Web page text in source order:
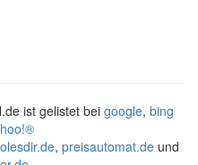
ist gelistet bei google, bing
, preisautomat.deund